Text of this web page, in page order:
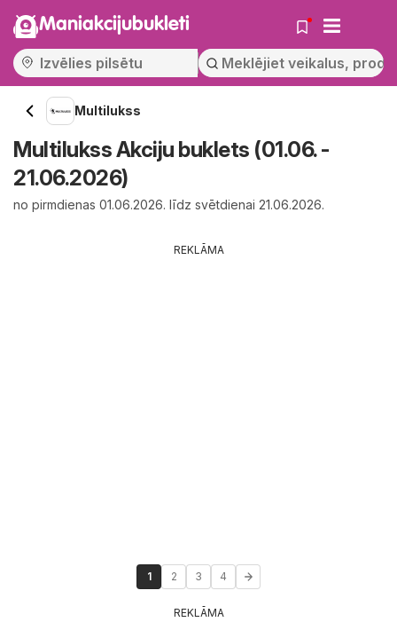
Maniakcijubukleti
Multilukss
Multilukss Akciju buklets (01.06. -
21.06.2026)
no pirmdienas 01.06.2026. līdz svētdienai 21.06.2026.
REKLĀMA
1 2 3 4
REKLĀMA